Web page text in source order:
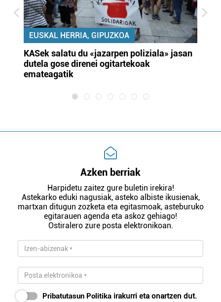
EUSKAL HERRIA, GIPUZKOA
KASek salatu du «jazarpen poliziala» jasan
dutela gose direnei ogitartekoak
emateagatik
Azken berriak
Harpidetu zaitez gure buletin irekira!
Astekarko eduki nagusiak, asteko albiste ikusienak,
martxan ditugun zozketa eta egitasmoak, asteburuko
egitarauen agenda eta askoz gehiago!
Ostiralero zure posta elektronikoan.
Pribatutasun Politika irakurri eta onartzen dut.